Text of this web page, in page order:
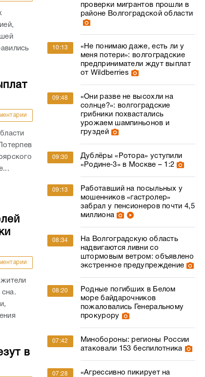
в
проверки мигрантов прошли в
районе Волгоградской области
10:13
«Не понимаю даже, есть ли у
меня потери»: волгоградские
предприниматели ждут выплат
от Wildberries
09:48
«Они разве не высохли на
солнце?»: волгоградские
грибники похвастались
урожаем шампиньонов и
груздей
09:30
Дублёры «Ротора» уступили
«Родине‑3» в Москве – 1:2
09:13
Работавший на посыльных у
мошенников «гастролер»
забрал у пенсионеров почти 4,5
миллиона
08:34
На Волгоградскую область
надвигаются ливни со
штормовым ветром: объявлено
экстренное предупреждение
08:20
Родные погибших в Белом
море байдарочников
пожаловались Генеральному
прокурору
07:42
Минобороны: регионы России
атаковали 153 беспилотника
07:28
«Агрессивно пикирует на